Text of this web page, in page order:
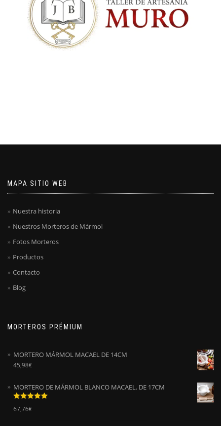
MAPA SITIO WEB
Nuestra historia
Nuestros Morteros de Mármol
Fotos Morteros
Productos
Contacto
Blog
MORTEROS PRÉMIUM
MORTERO MÁRMOL MACAEL DE 14CM
45,98€
MORTERO DE MÁRMOL BLANCO MACAEL. DE 17CM
Valorado
con5.00
67,76€